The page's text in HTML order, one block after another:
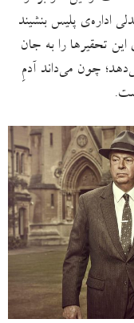
اداره‌ی پلیس بنشیند
تحقیرها را به جان
چون می‌داند آدمِ